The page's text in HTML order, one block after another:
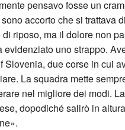
pensavo fosse un
accorto che si trattava
di riposo, ma il dolore non
evidenziato uno strappo.
Slovenia, due corse in cui
La squadra mette
nel migliore dei modi.
dopodiché salirò in